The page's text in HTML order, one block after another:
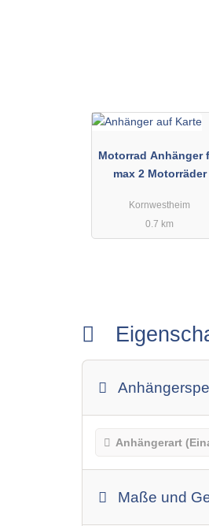
Motorrad Anhänger
max 2 Motorräder
Kornwestheim
0.7 km
Anhängerart
Maße und